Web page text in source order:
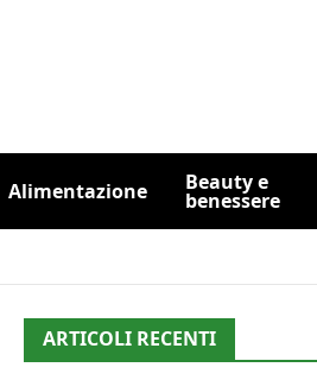
Alimentazione Beauty e
benessere
ARTICOLI RECENTI